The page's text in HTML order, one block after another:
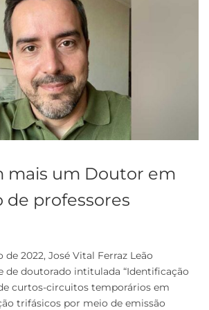
mais um Doutor em
de professores
de 2022, José Vital Ferraz Leão
de doutorado intitulada “Identificação
curtos-circuitos temporários em
trifásicos por meio de emissão